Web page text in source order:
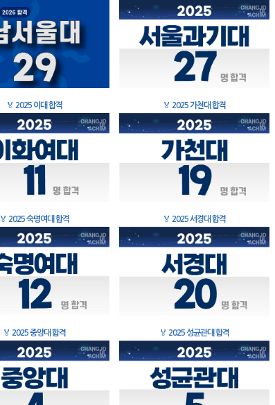
🏅 2025 이대 합격 🏅 2025 가천대 합격
🏅 2025 숙명여대 합격 🏅 2025 서경대 합격
🏅 2025 중앙대 합격 🏅 2025 성균관대 합격